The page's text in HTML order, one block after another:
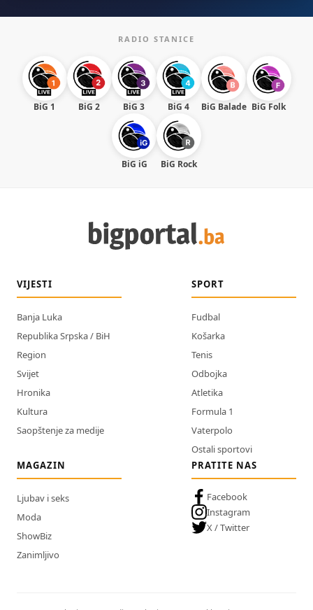
RADIO STANICE
BiG 1 BiG 2 BiG 3 BiG 4 BiG Balade BiG Folk
BiG iG BiG Rock
VIJESTI
Banja Luka
Republika Srpska / BiH
Region
Svijet
Hronika
Kultura
Saopštenje za medije
SPORT
Fudbal
Košarka
Tenis
Odbojka
Atletika
Formula 1
Vaterpolo
Ostali sportovi
MAGAZIN
Ljubav i seks
Moda
ShowBiz
Zanimljivo
PRATITE NAS
Facebook
Instagram
X / Twitter